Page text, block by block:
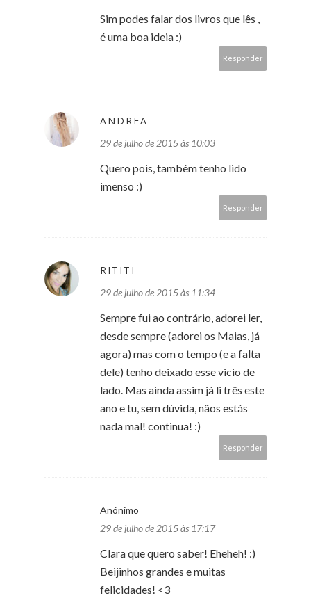
Sim podes falar dos livros que lês ,
é uma boa ideia :)
Responder
ANDREA
29 de julho de 2015 às 10:03
Quero pois, também tenho lido
imenso :)
Responder
RITITI
29 de julho de 2015 às 11:34
Sempre fui ao contrário, adorei ler,
desde sempre (adorei os Maias, já
agora) mas com o tempo (e a falta
dele) tenho deixado esse vicio de
lado. Mas ainda assim já li três este
ano e tu, sem dúvida, nãos estás
nada mal! continua! :)
Responder
Anónimo
29 de julho de 2015 às 17:17
Clara que quero saber! Eheheh! :)
Beijinhos grandes e muitas
felicidades! <3